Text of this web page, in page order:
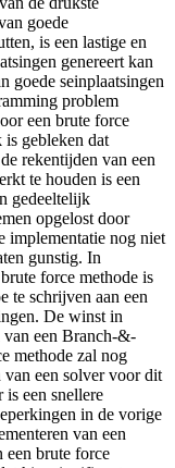
goede
is een lastige en
genereert kan
goede seinplaatsingen
problem
een brute force
is gebleken dat
rekentijden van een
te houden is een
gedeeltelijk
opgelost door
implementatie nog niet
gunstig. In
force methode is
te schrijven aan een
De winst in
van een Branch-&-
methode zal nog
een solver voor dit
een snellere
in de vorige
van een
brute force